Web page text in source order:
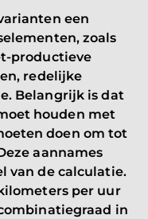
een
zoals
productieve
redelijke
Belangrijk is dat
houden met
doen om tot
aannames
van de calculatie.
per uur
in